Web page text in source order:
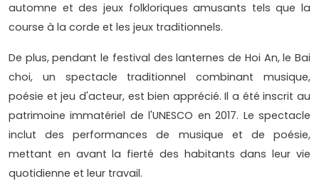
automne et des jeux folkloriques amusants tels que la
course à la corde et les jeux traditionnels.
De plus, pendant le festival des lanternes de Hoi An, le Bai
choi, un spectacle traditionnel combinant musique,
poésie et jeu d'acteur, est bien apprécié. Il a été inscrit au
patrimoine immatériel de l'UNESCO en 2017. Le spectacle
inclut des performances de musique et de poésie,
mettant en avant la fierté des habitants dans leur vie
quotidienne et leur travail.